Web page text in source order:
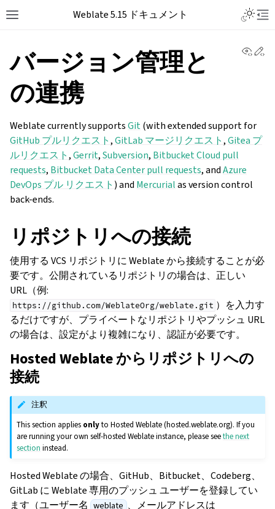
Weblate 5.15 ドキュメント
バージョン管理と
の連携
Weblate currently supportsGit(with extended support for
GitHub プルリクエスト,GitLab マージリクエスト,Gitea プ
ルリクエスト,Gerrit,Subversion, Bitbucket Cloud pull
requests, Bitbucket Data Center pull requests, andAzure
DevOps プル リクエスト ) and Mercurialas version control
back-ends.
リポジトリへの接続
使用する VCS リポジトリに Weblate から接続することが必
要です。公開されているリポジトリの場合は、正しい
URL（例:
https://github.com/WeblateOrg/weblate.git ）を入力す
るだけですが、プライベートなリポジトリやプッシュ URL
の場合は、設定がより複雑になり、認証が必要です。
Hosted Weblate からリポジトリへの
接続
注釈
This section applies onlyto Hosted Weblate (hosted.weblate.org). If you
are running your own self-hosted Weblate instance, please seethe next
section instead.
Hosted Weblate の場合、GitHub、Bitbucket、Codeberg、
GitLab に Weblate 専用のプッシュ ユーザーを登録してい
ます（ユーザー名 weblate 、メールアドレスは